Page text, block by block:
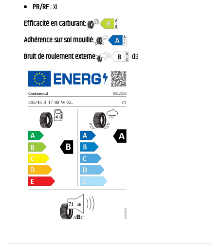
PR/RF :XL
Efficacité en carburant:
Adhérence sur sol mouillé:
Bruit de roulement externe:
dB